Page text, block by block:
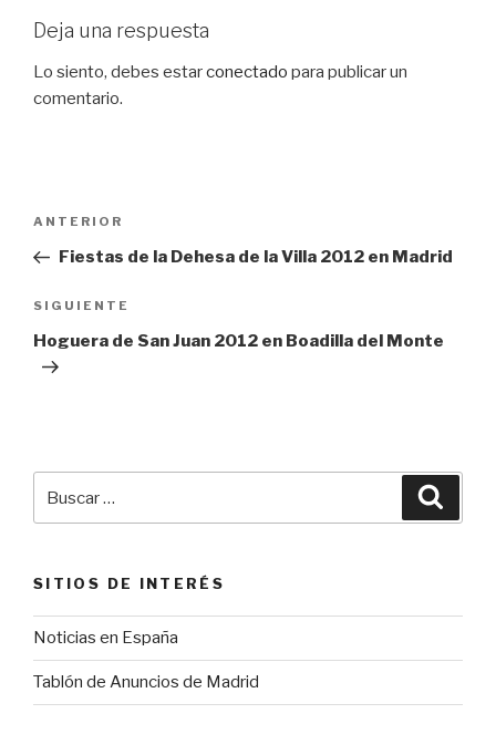
Deja una respuesta
Lo siento, debes estarconectado para publicar un
comentario.
entradas
Entrada
anterior:
ANTERIOR
Fiestas de la Dehesa de la Villa 2012 en Madrid
Siguiente
entrada
SIGUIENTE
Hoguera de San Juan 2012 en Boadilla del Monte
por:
SITIOS DE INTERÉS
Noticias en España
Tablón de Anuncios de Madrid